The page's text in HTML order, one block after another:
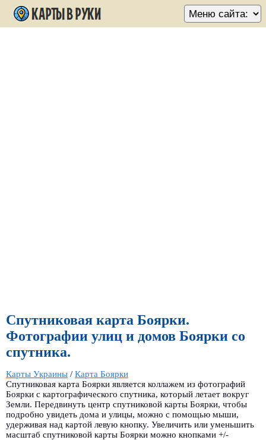
Спутниковая карта Боярки.
Фотографии улиц и домов Боярки со
спутника.
Карты Украины / Карта Боярки
Спутниковая карта Боярки является коллажем из фотографий
Боярки с картографического спутника, который летает вокруг
Земли. Передвинуть центр спутниковой карты Боярки, чтобы
подробно увидеть дома и улицы, можно с помощью мыши,
удерживая над картой левую кнопку. Увеличить или уменьшить
масштаб спутниковой карты Боярки можно кнопками +/-